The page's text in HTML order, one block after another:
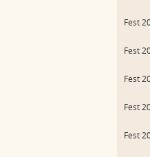
Fest
Fest
Fest
Fest
Fest